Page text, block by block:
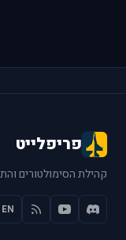
פריפלייט
קהילת הסימולטורים
EN